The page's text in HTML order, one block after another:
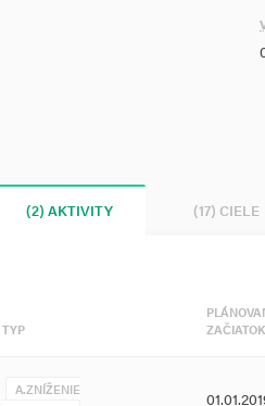
interiérového osvetlenia .
for Money“, ktorý sa určí
potreby energie v predmetnej
for Money“ je výsledným
1,065671968
, čím projekt
(2) AKTIVITY (17) CIELE
TYP
ZAČIATOK
A.ZNÍŽENIE